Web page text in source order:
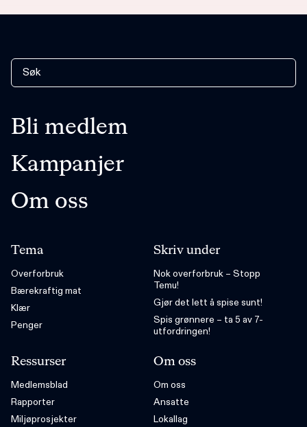
Bli medlem
Kampanjer
Om oss
Tema
Overforbruk
Bærekraftig mat
Klær
Penger
Skriv under
Nok overforbruk – Stopp
Temu!
Gjør det lett å spise sunt!
Spis grønnere – ta 5 av 7-
utfordringen!
Ressurser
Medlemsblad
Rapporter
Miljøprosjekter
Om oss
Om oss
Ansatte
Lokallag